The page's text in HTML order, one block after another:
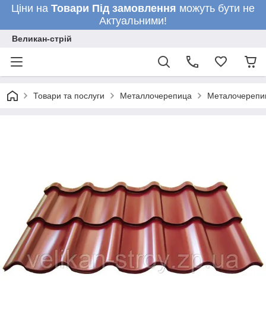
Ціни на Товари Під замовлення можуть бути не
Актуальними!
Великан-стрій
Товари та послуги Металлочерепица